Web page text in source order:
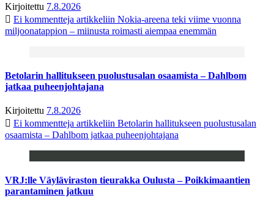
Kirjoitettu 7.8.2026
Ei kommentteja artikkeliin Nokia-areena teki viime vuonna
miljoonatappion – miinusta roimasti aiempaa enemmän
Betolarin hallitukseen puolustusalan osaamista – Dahlbom
jatkaa puheenjohtajana
Kirjoitettu 7.8.2026
Ei kommentteja artikkeliin Betolarin hallitukseen puolustusalan
osaamista – Dahlbom jatkaa puheenjohtajana
VRJ:lle Väyläviraston tieurakka Oulusta – Poikkimaantien
parantaminen jatkuu